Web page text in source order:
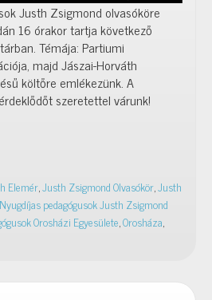
Justh Zsigmond olvasóköre
16 órakor tartja következő
Témája: Partiumi
majd Jászai-Horváth
költőre emlékezünk. A
szeretettel várunk!
Elemér,Justh Zsigmond Olvasókör,Justh
Nyugdíjas pedagógusok Justh Zsigmond
Orosházi Egyesülete,Orosháza,